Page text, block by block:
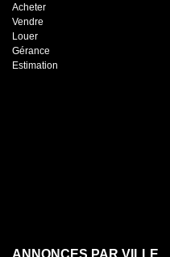
Acheter
Vendre
Louer
Gérance
Estimation